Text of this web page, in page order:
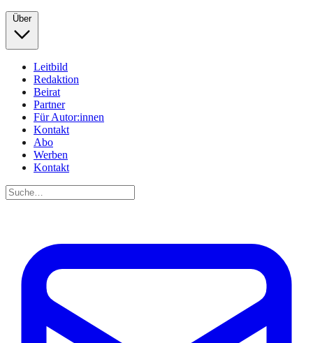
Über
Leitbild
Redaktion
Beirat
Partner
Für Autor:innen
Kontakt
Abo
Werben
Kontakt